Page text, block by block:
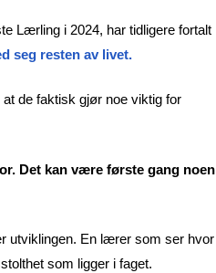
Lærling i 2024, har tidligere fortalt
seg resten av livet.
de faktisk gjør noe viktig for
Det kan være første gang noen
utviklingen. En lærer som ser hvor
som ligger i faget.